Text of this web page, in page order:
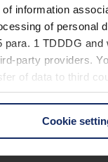
information
of personal
1 TDDDG
party providers.
of data to third
cookies by clicking
Cookie